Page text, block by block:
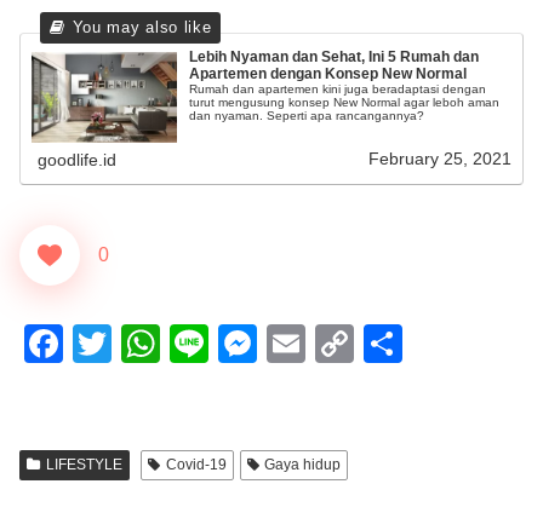
Lebih Nyaman dan Sehat, Ini 5 Rumah dan
Apartemen dengan Konsep New Normal
Rumah dan apartemen kini juga beradaptasi dengan
turut mengusung konsep New Normal agar leboh aman
dan nyaman. Seperti apa rancangannya?
goodlife.id February 25, 2021
0
F
e
T
er
W
s
Li
M
e
E
C
LIFESTYLE Covid-19 Gaya hidup